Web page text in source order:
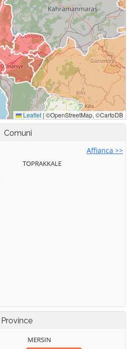
Comuni
Affianca >>
TOPRAKKALE
Province
MERSIN